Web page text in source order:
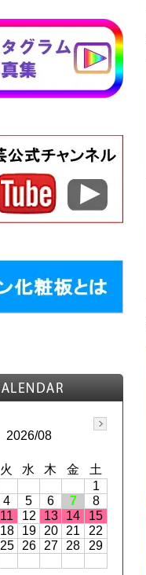
2026/08
火 水 木 金
土
1
4 5 6 7
8
11 12 13 14
15
18 19 20 21
22
25 26 27 28
29